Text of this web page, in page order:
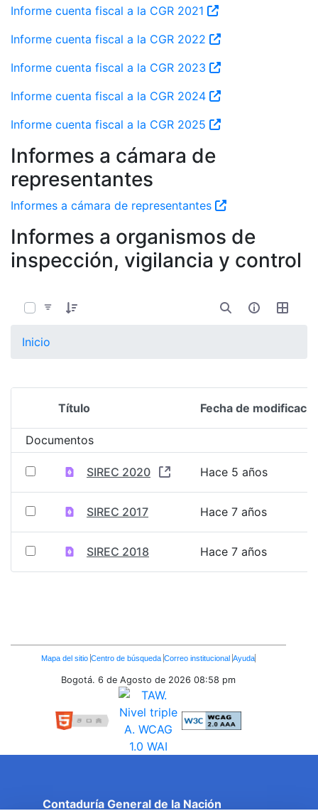
Informe cuenta fiscal a la CGR 2021
Informe cuenta fiscal a la CGR 2022
Informe cuenta fiscal a la CGR 2023
Informe cuenta fiscal a la CGR 2024
Informe cuenta fiscal a la CGR 2025
Informes a cámara de
representantes
Informes a cámara de representantes
Informes a organismos de
inspección, vigilancia y control
Inicio
Selección del elemento
Título Fecha de
Documentos
SIREC 2020 Hace 5 años
SIREC 2017 Hace 7 años
SIREC 2018 Hace 7 años
Enlaces
Inferiores
Mapa del sitio Centro de búsqueda Correo institucional Ayuda
Bogotá. 6 de Agosto de 2026 08:58 pm
Contaduría General de la Nación